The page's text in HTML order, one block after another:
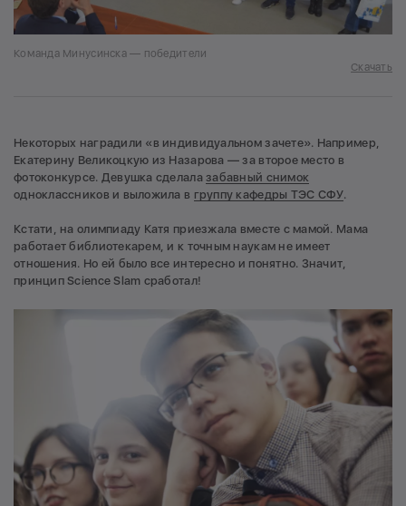
Команда Минусинска — победители
Скачать
Некоторых наградили «в индивидуальном зачете». Например,
Екатерину Великоцкую из Назарова — за второе место в
фотоконкурсе. Девушка сделалазабавный снимок
одноклассников и выложила в группу кафедры ТЭС СФУ.
Кстати, на олимпиаду Катя приезжала вместе с мамой. Мама
работает библиотекарем, и к точным наукам не имеет
отношения. Но ей было все интересно и понятно. Значит,
принцип Science Slam сработал!